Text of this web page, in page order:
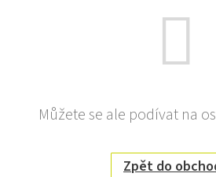
Můžete se ale podívat na
Zpět do